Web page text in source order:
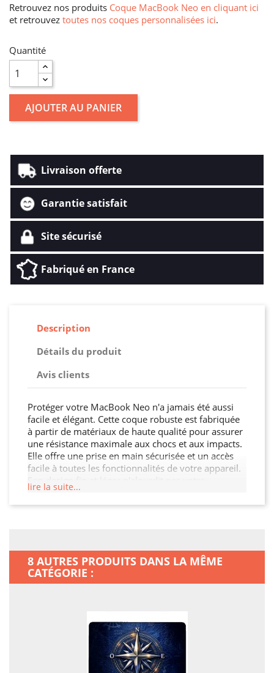
Retrouvez nos produits Coque MacBook Neo en cliquant ici
et retrouvez toutes nos coques personnalisées ici.
Quantité
AJOUTER AU PANIER
Livraison offerte
Garantie satisfait
Site sécurisé
Fabriqué en France
Description
Détails du produit
Avis clients
Protéger votre MacBook Neo n'a jamais été aussi
facile et élégant. Cette coque robuste est fabriquée
à partir de matériaux de haute qualité pour assurer
une résistance maximale aux chocs et aux impacts.
Elle offre une prise en main sécurisée et un accès
facile à toutes les fonctionnalités de votre appareil.
Son design fin et léger n'alourdit pas votre
MacBook Neo, tout en garantissant une protection
optimale contre les chocs, les rayures et les chutes.
lire la suite...
8 AUTRES PRODUITS DANS LA MÊME
CATÉGORIE :